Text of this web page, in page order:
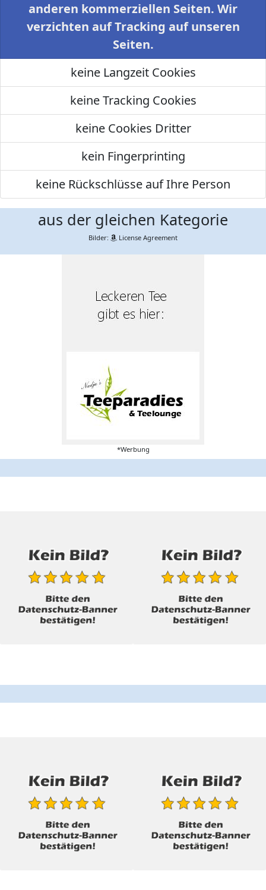
anderen kommerziellen Seiten. Wir
verzichten auf Tracking auf unseren
Seiten.
keine Langzeit Cookies
keine Tracking Cookies
keine Cookies Dritter
kein Fingerprinting
keine Rückschlüsse auf Ihre Person
aus der gleichen Kategorie
Bilder: License Agreement
*Werbung